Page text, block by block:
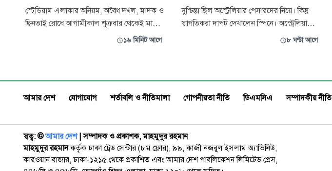
স্টেডিয়াম এলাকার অনিয়ম, অবৈধ দখল, মাদক ও
ছিনতাই রোধে আগামীকাল শুক্রবার থেকেই মাঠে
নামছে মোবাইল কোর্ট। ঢাকা জাতীয় স্টেডিয়াম
১৬ মিনিট আগে
দুশ্চিন্তা ছিল অস্ট্রেলিয়ার পেসারদের নিয়ে। কিন্তু
স্বাগতিকরা দাপট দেখালেন স্পিনে। অস্ট্রেলিয়া
একাদশের হয়ে অফ-স্পিনার কোরি রকিচিওলি
৮ ঘণ্টা আগে
আমার দেশ যোগাযোগ শর্তাবলি ও নীতিমালা গোপনীয়তা নীতি ডিএমসিএ সম্পাদকীয় নীতি
স্বত্ব: ©️আমার দেশ| সম্পাদক ও প্রকাশক, মাহমুদুর রহমান
মাহমুদুর রহমানকর্তৃক ঢাকা ট্রেড সেন্টার (৮ম ফ্লোর), ৯৯, কাজী নজরুল ইসলাম অ্যাভিনিউ,
কারওয়ান বাজার, ঢাকা-১২১৫ থেকে প্রকাশিত এবং আমার দেশ পাবলিকেশন লিমিটেড প্রেস,